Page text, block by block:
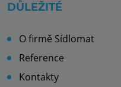
DŮLEŽITÉ
O firmě Sídlomat
Reference
Kontakty